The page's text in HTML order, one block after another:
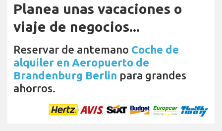
Planea unas vacaciones o
viaje de negocios...
Reservar de antemano Coche de
alquiler en Aeropuerto de
Brandenburg Berlin para grandes
ahorros.